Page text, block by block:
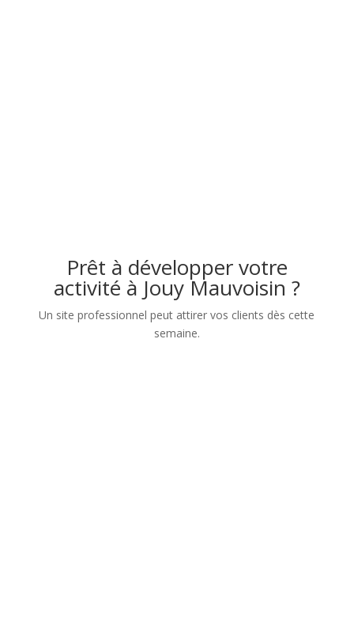
Prêt à développer votre
activité à Jouy Mauvoisin ?
Un site professionnel peut attirer vos clients dès cette
semaine.